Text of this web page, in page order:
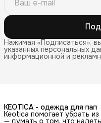
Нажимая «Подписаться»,
указанных персональных
информационной и
KEOTICA - одежда для пап
Keotica помогает убрать
— думать о том, что